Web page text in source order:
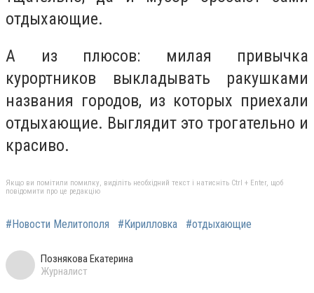
отдыхающие.
А из плюсов: милая привычка
курортников выкладывать ракушками
названия городов, из которых приехали
отдыхающие. Выглядит это трогательно и
красиво.
Якщо ви помітили помилку, виділіть необхідний текст і натисніть Ctrl + Enter, щоб
повідомити про це редакцію
#Новости Мелитополя #Кирилловка #отдыхающие
Познякова Екатерина
Журналист